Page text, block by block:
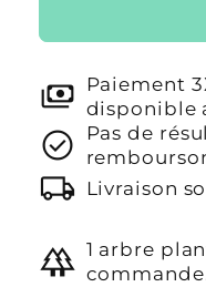
payments
Paiement
disponible
check_circle
Pas de
local_shipping Livraison
forest 1 arbre